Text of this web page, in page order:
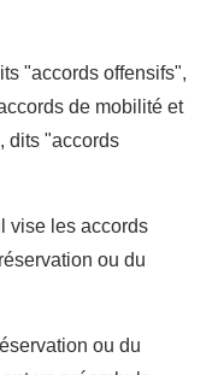
"accords offensifs",
de mobilité et
dits "accords
vise les accords
ou du
ou du